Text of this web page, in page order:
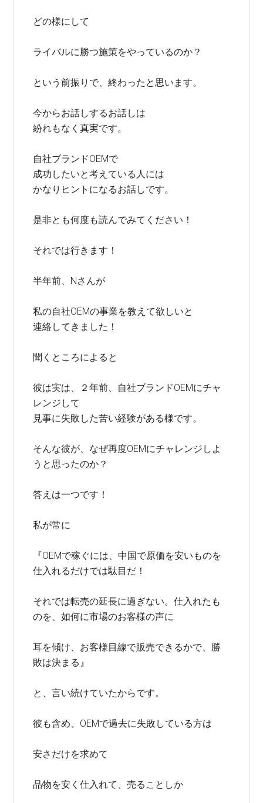
どの様にして
ライバルに勝つ施策をやっているのか？
という前振りで、終わったと思います。
今からお話しするお話しは
紛れもなく真実です。
自社ブランドOEMで
成功したいと考えている人には
かなりヒントになるお話しです。
是非とも何度も読んでみてください！
それでは行きます！
半年前、Nさんが
私の自社OEMの事業を教えて欲しいと
連絡してきました！
聞くところによると
彼は実は、２年前、自社ブランドOEMにチャ
レンジして
見事に失敗した苦い経験がある様です。
そんな彼が、なぜ再度OEMにチャレンジしよ
うと思ったのか？
答えは一つです！
私が常に
『OEMで稼ぐには、中国で原価を安いものを
仕入れるだけでは駄目だ！
それでは転売の延長に過ぎない。仕入れたも
のを、如何に市場のお客様の声に
耳を傾け、お客様目線で販売できるかで、勝
敗は決まる』
と、言い続けていたからです。
彼も含め、OEMで過去に失敗している方は
安さだけを求めて
品物を安く仕入れて、売ることしか